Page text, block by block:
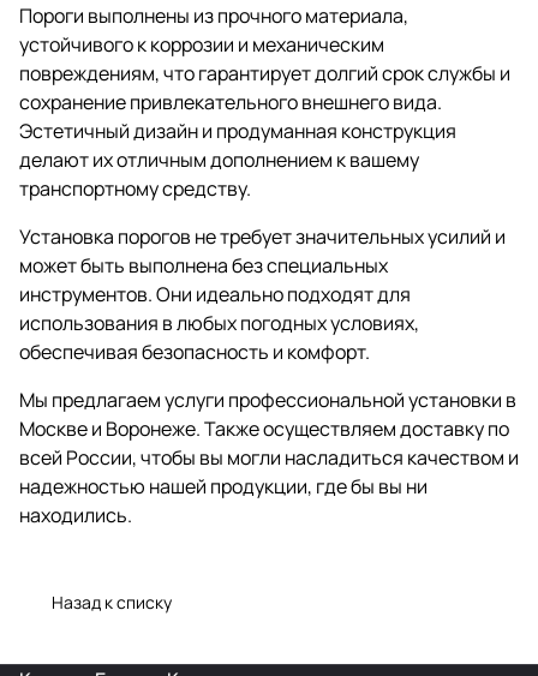
Пороги выполнены из прочного материала,
устойчивого к коррозии и механическим
повреждениям, что гарантирует долгий срок службы и
сохранение привлекательного внешнего вида.
Эстетичный дизайн и продуманная конструкция
делают их отличным дополнением к вашему
транспортному средству.
Установка порогов не требует значительных усилий и
может быть выполнена без специальных
инструментов. Они идеально подходят для
использования в любых погодных условиях,
обеспечивая безопасность и комфорт.
Мы предлагаем услуги профессиональной установки в
Москве и Воронеже. Также осуществляем доставку по
всей России, чтобы вы могли насладиться качеством и
надежностью нашей продукции, где бы вы ни
находились.
Назад к списку